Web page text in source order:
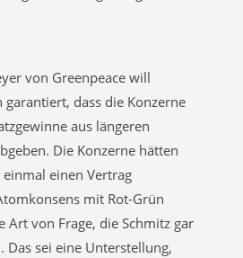
von Greenpeace will
garantiert, dass die Konzerne
aus längeren
Die Konzerne hätten
einen Vertrag
mit Rot-Grün
Art von Frage, die Schmitz gar
Das sei eine Unterstellung,